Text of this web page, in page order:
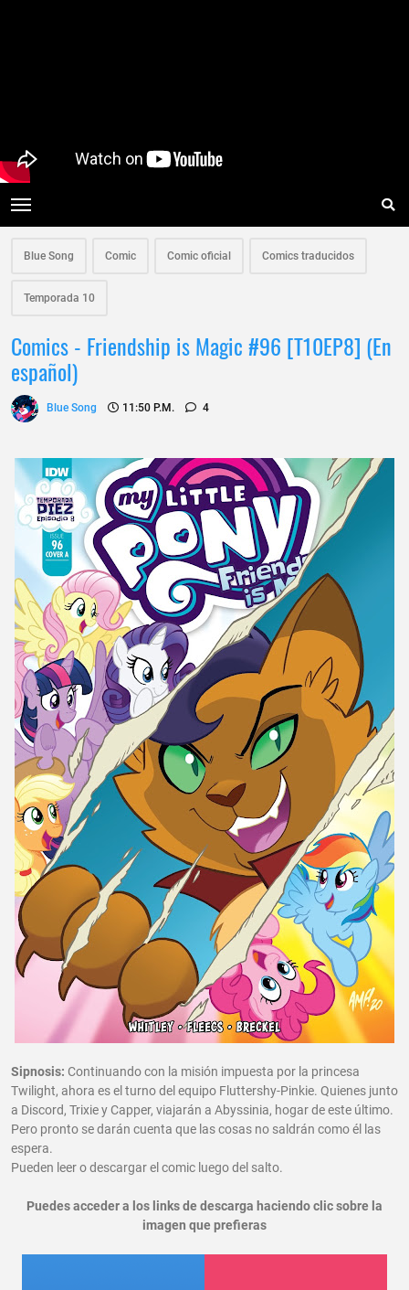
Blue Song Comic Comic oficial Comics traducidos
Temporada 10
Comics - Friendship is Magic #96 [T10EP8] (En
español)
Blue Song 11:50 P.m. 4
Sipnosis: Continuando con la misión impuesta por la princesa
Twilight, ahora es el turno del equipo Fluttershy-Pinkie. Quienes junto
a Discord, Trixie y Capper, viajarán a Abyssinia, hogar de este último.
Pero pronto se darán cuenta que las cosas no saldrán como él las
espera.
Pueden leer o descargar el comic luego del salto.
Puedes acceder a los links de descarga haciendo clic sobre la
imagen que prefieras